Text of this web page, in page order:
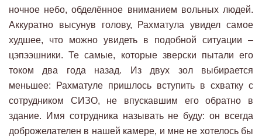
ночное небо, обделённое вниманием вольных людей.
Аккуратно высунув голову, Рахматула увидел самое
худшее, что можно увидеть в подобной ситуации –
цэпээшники. Те самые, которые зверски пытали его
током два года назад. Из двух зол выбирается
меньшее: Рахматуле пришлось вступить в схватку с
сотрудником СИЗО, не впускавшим его обратно в
здание. Имя сотрудника называть не буду: он всегда
доброжелателен в нашей камере, и мне не хотелось бы